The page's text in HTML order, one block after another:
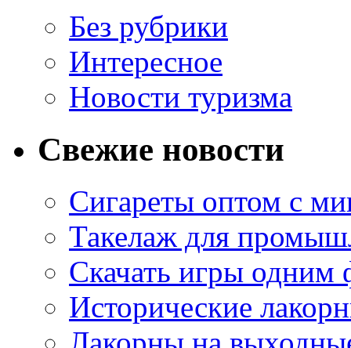
Без рубрики
Интересное
Новости туризма
Свежие новости
Сигареты оптом с
Такелаж для
Скачать игры одним
Исторические